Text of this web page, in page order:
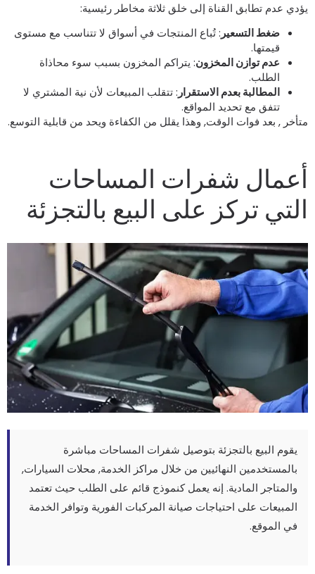
عدم تطابق القناة إلى خلق ثلاثة مخاطر رئيسية:
ضغط التسعير: تُباع المنتجات في أسواق لا تتناسب مع مستوى
قيمتها.
عدم توازن المخزون: يتراكم المخزون بسبب سوء محاذاة
الطلب.
المطالبة بعدم الاستقرار: تتقلب المبيعات لأن نية المشتري لا
تتفق مع تحديد المواقع.
, بعد فوات الوقت, وهذا يقلل من الكفاءة ويحد من قابلية التوسع.
شفرات المساحات
تركز على البيع بالتجزئة
يقوم البيع بالتجزئة بتوصيل شفرات المساحات مباشرة
بالمستخدمين النهائيين من خلال مراكز الخدمة, محلات السيارات,
والمتاجر المادية. إنه يعمل كنموذج قائم على الطلب حيث تعتمد
المبيعات على احتياجات صيانة المركبات الفورية وتوافر الخدمة
في الموقع.